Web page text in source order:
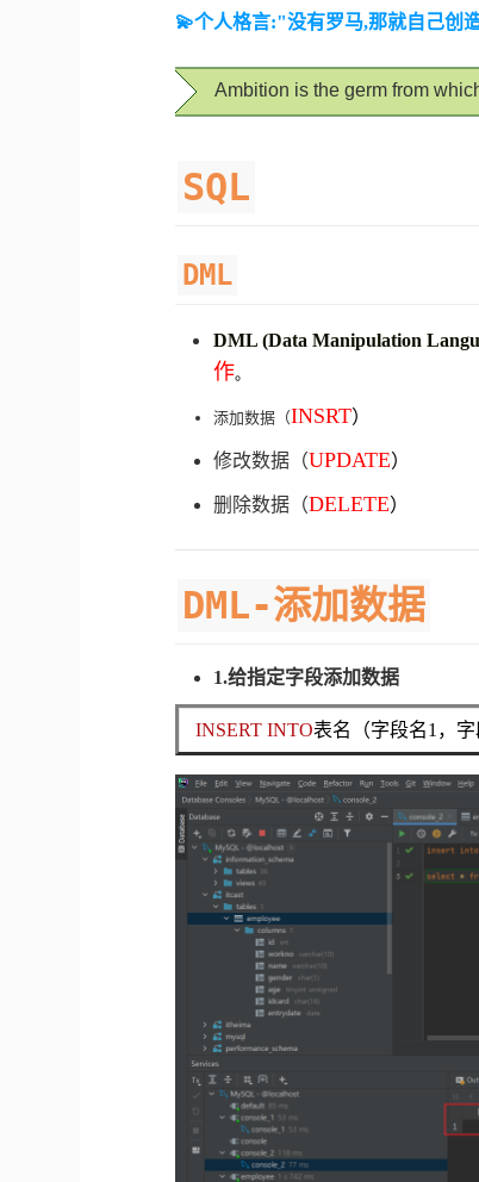
💫个人格言:"没有罗马,那就自己创
Ambition is the germ from
SQL
DML
DML (Data Manipulation
作。
添加数据（INSRT）
修改数据（UPDATE）
删除数据（DELETE）
DML-添加数据
1.给指定字段添加数据
INSERT INTO表名（字段名1，